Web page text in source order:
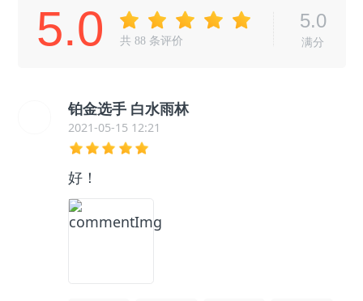
5.0 共88 条评价
5.0
满分
铂金选手 白水雨林
2021-05-15 12:21
好！